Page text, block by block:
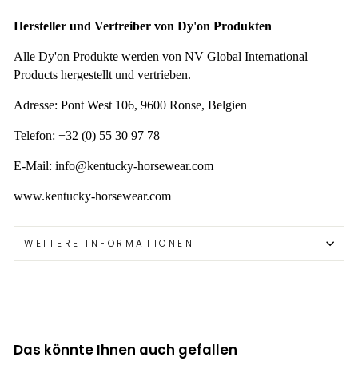
Hersteller und Vertreiber von Dy'on Produkten
Alle Dy'on Produkte werden von NV Global International
Products hergestellt und vertrieben.
Adresse: Pont West 106, 9600 Ronse, Belgien
Telefon: +32 (0) 55 30 97 78
E-Mail: info@kentucky-horsewear.com
www.kentucky-horsewear.com
WEITERE INFORMATIONEN
Das könnte Ihnen auch gefallen